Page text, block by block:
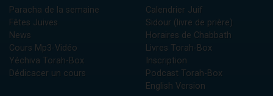
Paracha de la semaine
Fêtes Juives
News
Cours Mp3-Vidéo
Yéchiva Torah-Box
Dédicacer un cours
Calendrier Juif
Sidour (livre de prière)
Horaires de Chabbath
Livres Torah-Box
Inscription
Podcast Torah-Box
English Version